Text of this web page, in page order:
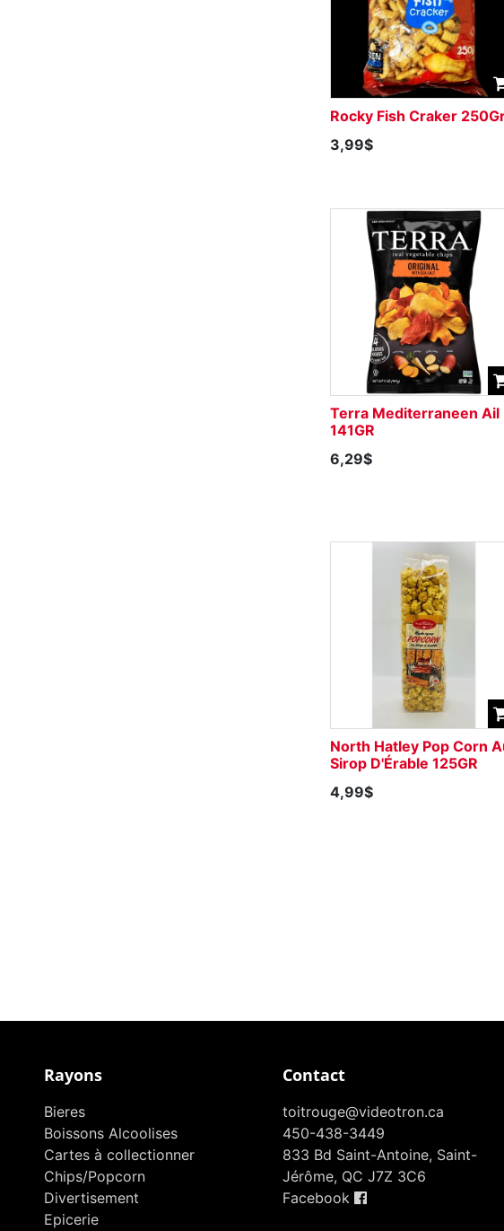
Rocky Fish Craker
3,99$
Terra Mediterraneen Ail
141GR
6,29$
North Hatley Pop Corn
Sirop D'Érable 125GR
4,99$
Rayons
Bieres
Boissons Alcoolises
Cartes à collectionner
Chips/Popcorn
Divertisement
Epicerie
Contact
toitrouge@videotron.ca
450-438-3449
833 Bd Saint-Antoine, Saint-
Jérôme, QC J7Z 3C6
Facebook